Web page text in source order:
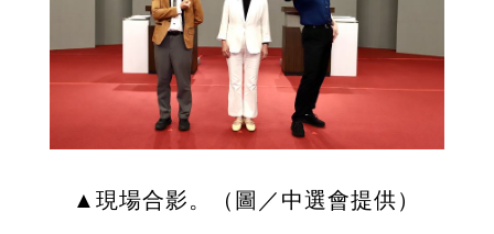
▲現場合影。（圖／中選會提供）